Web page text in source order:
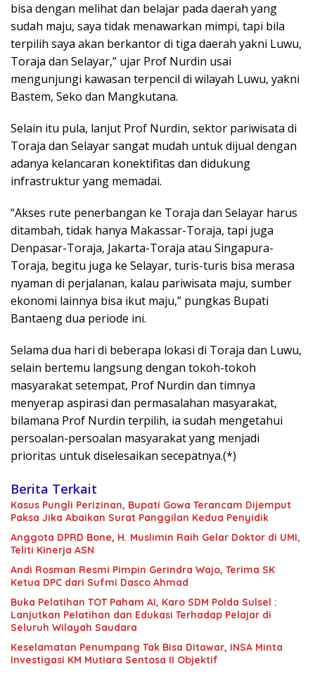
bisa dengan melihat dan belajar pada daerah yang
sudah maju, saya tidak menawarkan mimpi, tapi bila
terpilih saya akan berkantor di tiga daerah yakni Luwu,
Toraja dan Selayar,” ujar Prof Nurdin usai
mengunjungi kawasan terpencil di wilayah Luwu, yakni
Bastem, Seko dan Mangkutana.
Selain itu pula, lanjut Prof Nurdin, sektor pariwisata di
Toraja dan Selayar sangat mudah untuk dijual dengan
adanya kelancaran konektifitas dan didukung
infrastruktur yang memadai.
“Akses rute penerbangan ke Toraja dan Selayar harus
ditambah, tidak hanya Makassar-Toraja, tapi juga
Denpasar-Toraja, Jakarta-Toraja atau Singapura-
Toraja, begitu juga ke Selayar, turis-turis bisa merasa
nyaman di perjalanan, kalau pariwisata maju, sumber
ekonomi lainnya bisa ikut maju,” pungkas Bupati
Bantaeng dua periode ini.
Selama dua hari di beberapa lokasi di Toraja dan Luwu,
selain bertemu langsung dengan tokoh-tokoh
masyarakat setempat, Prof Nurdin dan timnya
menyerap aspirasi dan permasalahan masyarakat,
bilamana Prof Nurdin terpilih, ia sudah mengetahui
persoalan-persoalan masyarakat yang menjadi
prioritas untuk diselesaikan secepatnya.(*)
Berita Terkait
Kasus Pungli Perizinan, Bupati Gowa Terancam Dijemput
Paksa Jika Abaikan Surat Panggilan Kedua Penyidik
Anggota DPRD Bone, H. Muslimin Raih Gelar Doktor di UMI,
Teliti Kinerja ASN
Andi Rosman Resmi Pimpin Gerindra Wajo, Terima SK
Ketua DPC dari Sufmi Dasco Ahmad
Buka Pelatihan TOT Paham AI, Karo SDM Polda Sulsel :
Lanjutkan Pelatihan dan Edukasi Terhadap Pelajar di
Seluruh Wilayah Saudara
Keselamatan Penumpang Tak Bisa Ditawar, INSA Minta
Investigasi KM Mutiara Sentosa II Objektif